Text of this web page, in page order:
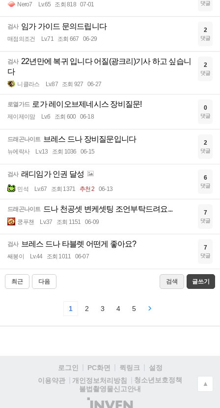
Nero7 Lv.65 조회 818 07-01 댓글
검사 임가 가이드 문의드립니다
매점의조건 Lv.71 조회 667 06-29
2
댓글
검사 22년만에 복귀 입니다 어질(광크리)기사 하고 싶습니
다
니클라스 Lv.87 조회 927 06-27
2
댓글
로열가드 로가 레이오브제네시스 장비질문!
제이제이맘 Lv.6 조회 600 06-18
0
댓글
드래곤나이트 브레스 드나 장비질문입니다
뉴에락사 Lv.13 조회 1036 06-15
2
댓글
검사 래디임가 인권 달성
민석 Lv.67 조회 1371 추천 2 06-13
6
댓글
드래곤나이트 드나 천공셋 변케셋팅 조언부탁드려요...
쿵푸챈 Lv.37 조회 1151 06-09
7
댓글
검사 브레스 드나 타블렛 어떤게 좋아요?
쌔봉이 Lv.44 조회 1011 06-07
7
댓글
최근 다음 검색 글쓰기
1 2 3 4 5
로그인 PC화면 퀵링크
설정
이용약관
개인정보처리방침
청소년보호정책
불법촬영물신고안내
(주)
▲